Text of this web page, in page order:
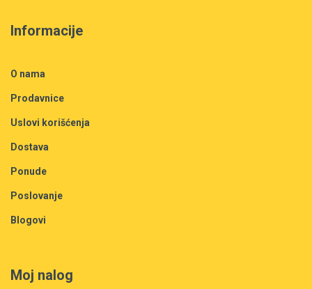
Informacije
O nama
Prodavnice
Uslovi korišćenja
Dostava
Ponude
Poslovanje
Blogovi
Moj nalog